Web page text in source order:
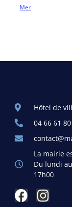
Mer
Hôtel de
04 66 61
La mairie
Du lundi
17h00